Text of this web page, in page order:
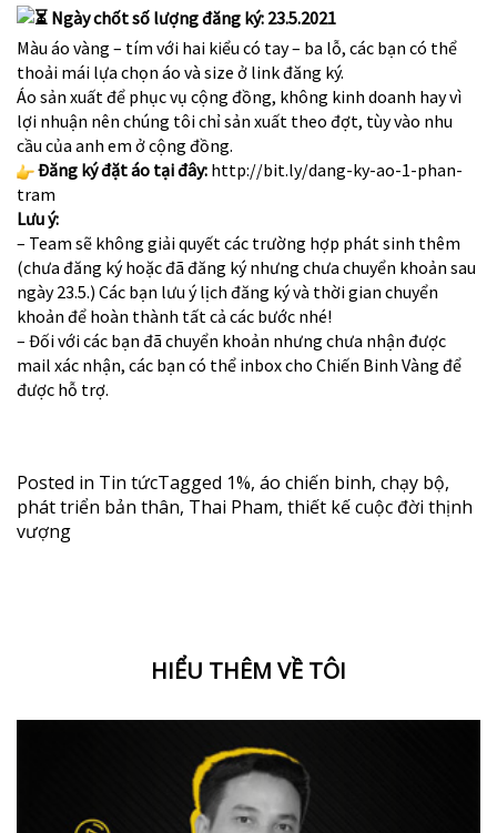
Ngày chốt số lượng đăng ký: 23.5.2021
Màu áo vàng – tím với hai kiểu có tay – ba lỗ, các bạn có thể
thoải mái lựa chọn áo và size ở link đăng ký.
Áo sản xuất để phục vụ cộng đồng, không kinh doanh hay vì
lợi nhuận nên chúng tôi chỉ sản xuất theo đợt, tùy vào nhu
cầu của anh em ở cộng đồng.
Đăng ký đặt áo tại đây: http://bit.ly/dang-ky-ao-1-phan-
tram
Lưu ý:
– Team sẽ không giải quyết các trường hợp phát sinh thêm
(chưa đăng ký hoặc đã đăng ký nhưng chưa chuyển khoản sau
ngày 23.5.) Các bạn lưu ý lịch đăng ký và thời gian chuyển
khoản để hoàn thành tất cả các bước nhé!
– Đối với các bạn đã chuyển khoản nhưng chưa nhận được
mail xác nhận, các bạn có thể inbox cho Chiến Binh Vàng để
được hỗ trợ.
Posted in Tin tứcTagged 1%, áo chiến binh, chạy bộ,
phát triển bản thân, Thai Pham, thiết kế cuộc đời thịnh
vượng
HIỂU THÊM VỀ TÔI